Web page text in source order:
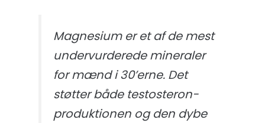
Magnesium er et af de mest
undervurderede mineraler
for mænd i 30’erne. Det
støtter både testosteron-
produktionen og den dybe